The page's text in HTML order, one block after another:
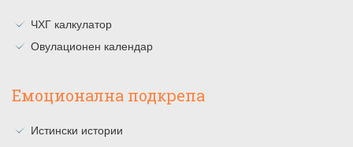
ЧХГ калкулатор
Овулационен календар
Емоционална подкрепа
Истински истории